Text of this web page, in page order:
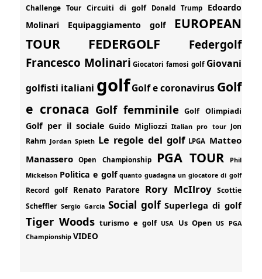
Challenge Tour Circuiti di golf Donald Trump
Edoardo
Molinari
Equipaggiamento golf
EUROPEAN
TOUR
FEDERGOLF Federgolf
Francesco Molinari Giocatori famosi golf Giovani
golfisti italiani golf Golf e coronavirus Golf
e cronaca Golf femminile Golf Olimpiadi
Golf per il sociale Guido Migliozzi Italian pro tour Jon
Rahm Jordan Spieth Le regole del golf LPGA Matteo
Manassero
Open Championship PGA TOUR
Phil
Mickelson Politica e golf quanto guadagna un giocatore di golf
Record golf Renato Paratore Rory McIlroy Scottie
Scheffler Sergio Garcia Social golf Superlega di golf
Tiger Woods turismo e golf USA Us Open US PGA
Championship VIDEO